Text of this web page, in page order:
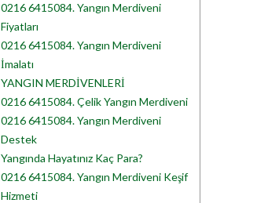
0216 6415084. Yangın Merdiveni
Fiyatları
0216 6415084. Yangın Merdiveni
İmalatı
YANGIN MERDİVENLERİ
0216 6415084. Çelik Yangın Merdiveni
0216 6415084. Yangın Merdiveni
Destek
Yangında Hayatınız Kaç Para?
0216 6415084. Yangın Merdiveni Keşif
Hizmeti